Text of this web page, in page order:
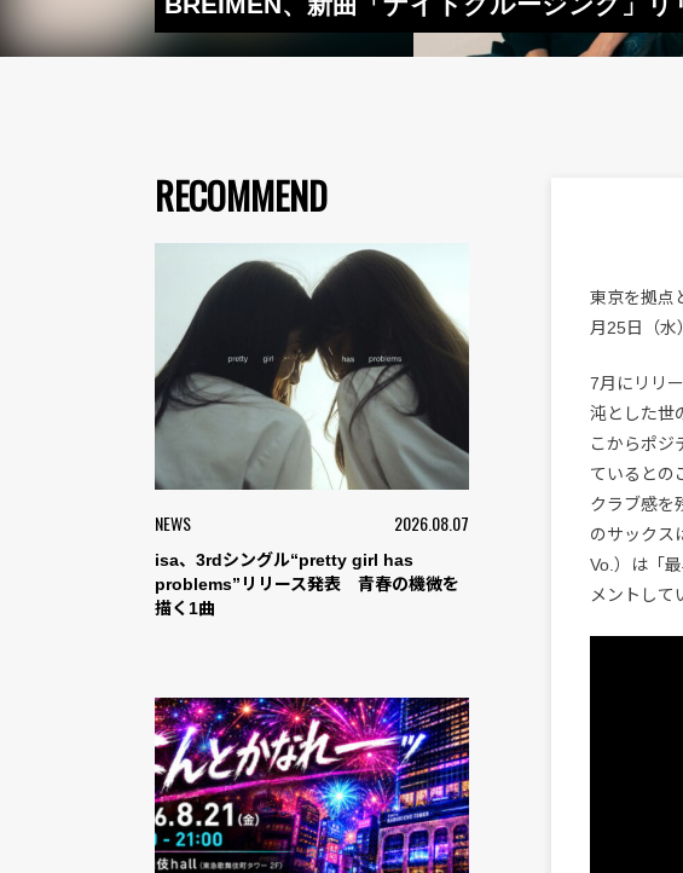
RECOMMEND
NEWS 2026.08.07
isa、3rdシングル“pretty girl has
problems”リリース発表 青春の機微を
描く1曲
東京を拠点
月25日（水
7月にリリ
沌とした世
こからポジ
ているとの
クラブ感を
のサックス
Vo.）は「
メントして